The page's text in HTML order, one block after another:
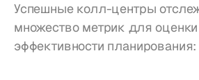
Успешные колл-центры
множество метрик для оценки
эффективности планирования: